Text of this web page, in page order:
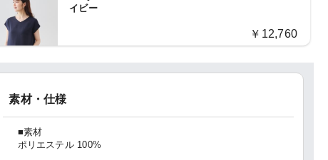
イビー
￥12,760
素材・仕様
■素材
ポリエステル 100%